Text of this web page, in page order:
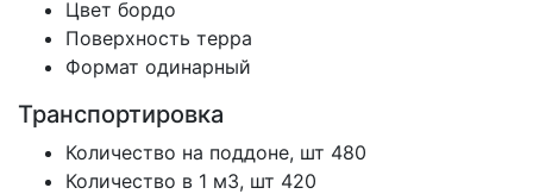
Цвет бордо
Поверхность терра
Формат одинарный
Транспортировка
Количество на поддоне, шт 480
Количество в 1 м3, шт 420